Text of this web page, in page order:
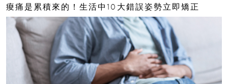
痠痛是累積來的！生活中10大錯誤姿勢立即矯正